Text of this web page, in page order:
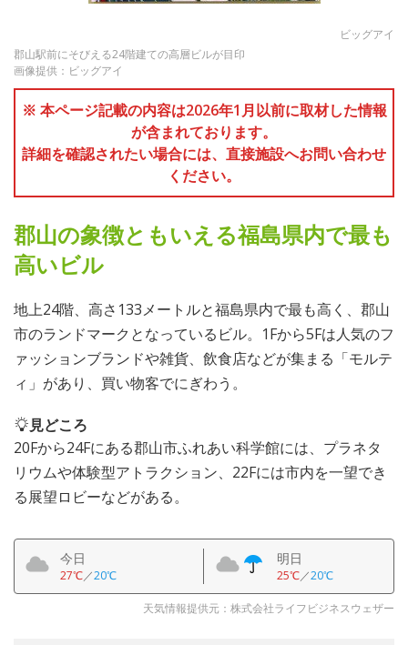
ビッグアイ
郡山駅前にそびえる24階建ての高層ビルが目印
画像提供：ビッグアイ
※ 本ページ記載の内容は2026年1月以前に取材した情報
が含まれております。
詳細を確認されたい場合には、直接施設へお問い合わせ
ください。
郡山の象徴ともいえる福島県内で最も
高いビル
地上24階、高さ133メートルと福島県内で最も高く、郡山
市のランドマークとなっているビル。1Fから5Fは人気のフ
ァッションブランドや雑貨、飲食店などが集まる「モルテ
ィ」があり、買い物客でにぎわう。
見どころ
20Fから24Fにある郡山市ふれあい科学館には、プラネタ
リウムや体験型アトラクション、22Fには市内を一望でき
る展望ロビーなどがある。
今日
27℃／20℃
明日
25℃／20℃
天気情報提供元：株式会社ライフビジネスウェザー